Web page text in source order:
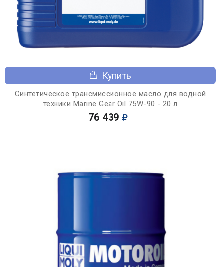
Купить
Синтетическое трансмиссионное масло для водной
техники Marine Gear Oil 75W-90 - 20 л
76 439